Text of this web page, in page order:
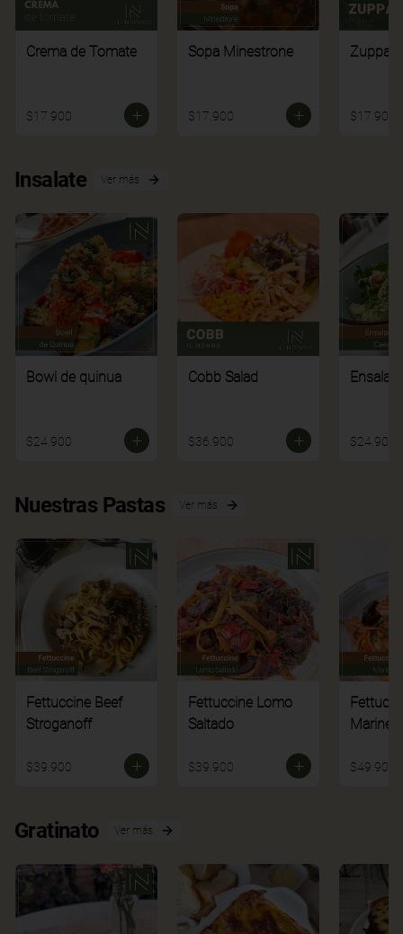
Crema de Tomate
$17.900
Sopa Minestrone
$17.900
Zuppa
$17.900
Insalate Ver más
Bowl de quinua
$24.900
Cobb Salad
$36.900 $24.900
Nuestras Pastas Ver más
Fettuccine Beef
Stroganoff
$39.900
Fettuccine Lomo
Saltado
$39.900
Marinera
$49.900
Gratinato Ver más